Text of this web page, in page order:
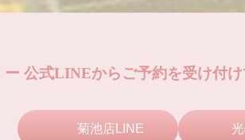
ー 公式LINEからご予約を受け付
菊池店LINE